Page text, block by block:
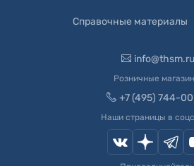
Справочные материалы
info@thsm.ru
Розничные
+7 (495) 744-
Наши страницы в